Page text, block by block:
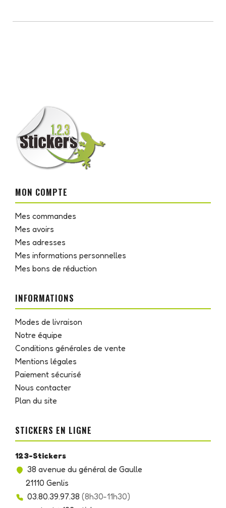
MON COMPTE
Mes commandes
Mes avoirs
Mes adresses
Mes informations personnelles
Mes bons de réduction
INFORMATIONS
Modes de livraison
Notre équipe
Conditions générales de vente
Mentions légales
Paiement sécurisé
Nous contacter
Plan du site
STICKERS EN LIGNE
123-Stickers
38 avenue du général de Gaulle
21110 Genlis
03.80.39.97.38 (8h30-11h30)